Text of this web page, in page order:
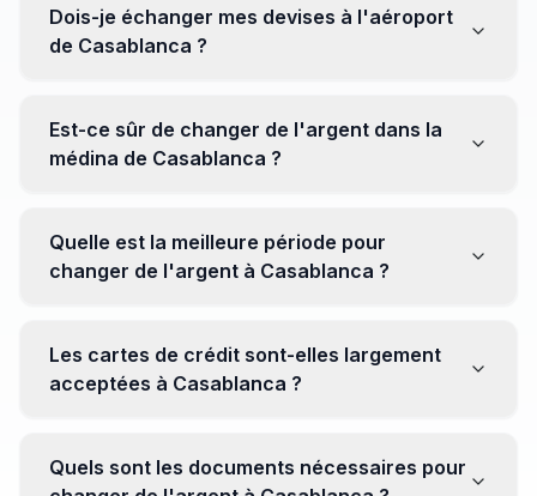
Dois-je échanger mes devises à l'aéroport
de Casablanca ?
être moins avantageux. Orientez-vous plutôt vers les
bureaux de change en ville pour obtenir de meilleurs
Est-ce sûr de changer de l'argent dans la
médina de Casablanca ?
établissements réputés pour éviter les surprises.
Quelle est la meilleure période pour
changer de l'argent à Casablanca ?
soyez attentif aux fluctuations pour maximiser la valeur
de vos devises.
Les cartes de crédit sont-elles largement
acceptées à Casablanca ?
Cependant, avoir un peu de monnaie locale peut être
Quels sont les documents nécessaires pour